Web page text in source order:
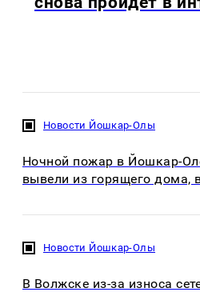
Новости Йошкар-Олы
Ночной пожар в Йошкар-
вывели из горящего дома,
Новости Йошкар-Олы
В Волжске из-за износа